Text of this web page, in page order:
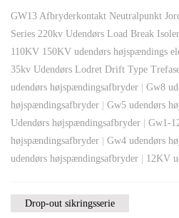
GW13 Afbryderkontakt Neutralpunkt
Series 220kv Udendørs Load Break
110KV 150KV udendørs højspændings
35kv Udendørs Lodret Drift Type
udendørs højspændingsafbryder
Gw8
højspændingsafbryder
Gw5 udendørs
Udendørs højspændingsafbryder
Gw1-
højspændingsafbryder
Gw4 udendørs
udendørs højspændingsafbryder
12KV
Drop-out sikringsserie